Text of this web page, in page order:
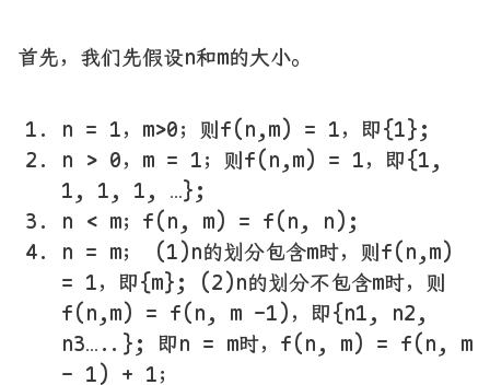
首先，我们先假设n和m的大小。
n = 1，m>0；则f(n,m) = 1，即{1};
n > 0，m = 1；则f(n,m) = 1，即{1,
1, 1, 1, …};
n < m；f(n, m) = f(n, n);
n = m； (1)n的划分包含m时，则f(n,m)
= 1，即{m}; (2)n的划分不包含m时，则
f(n,m) = f(n, m -1)，即{n1, n2,
n3…..}; 即n = m时，f(n, m) = f(n, m
- 1) + 1；